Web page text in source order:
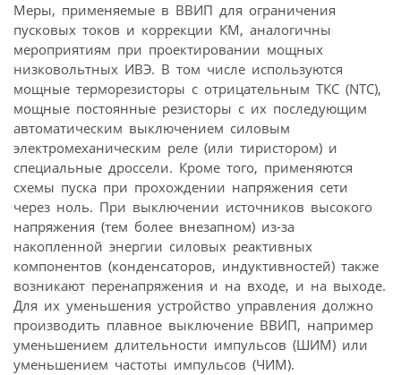
Меры, применяемые в ВВИП для ограничения
пусковых токов и коррекции КМ, аналогичны
мероприятиям при проектировании мощных
низковольтных ИВЭ. В том числе используются
мощные терморезисторы с отрицательным ТКС (NTC),
мощные постоянные резисторы с их последующим
автоматическим выключением силовым
электромеханическим реле (или тиристором) и
специальные дроссели. Кроме того, применяются
схемы пуска при прохождении напряжения сети
через ноль. При выключении источников высокого
напряжения (тем более внезапном) из-за
накопленной энергии силовых реактивных
компонентов (конденсаторов, индуктивностей) также
возникают перенапряжения и на входе, и на выходе.
Для их уменьшения устройство управления должно
производить плавное выключение ВВИП, например
уменьшением длительности импульсов (ШИМ) или
уменьшением частоты импульсов (ЧИМ).